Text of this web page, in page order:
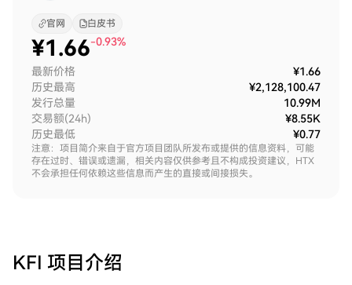
官网 白皮书
¥1.66-0.93%
最新价格
¥1.66
历史最高
¥2,128,100.47
发行总量
10.99M
交易额(24h)
¥8.55K
历史最低
¥0.77
注意：项目简介来自于官方项目团队所发布或提供的信息资料，可能
存在过时、错误或遗漏，相关内容仅供参考且不构成投资建议，HTX
不会承担任何依赖这些信息而产生的直接或间接损失。
KFI 项目介绍